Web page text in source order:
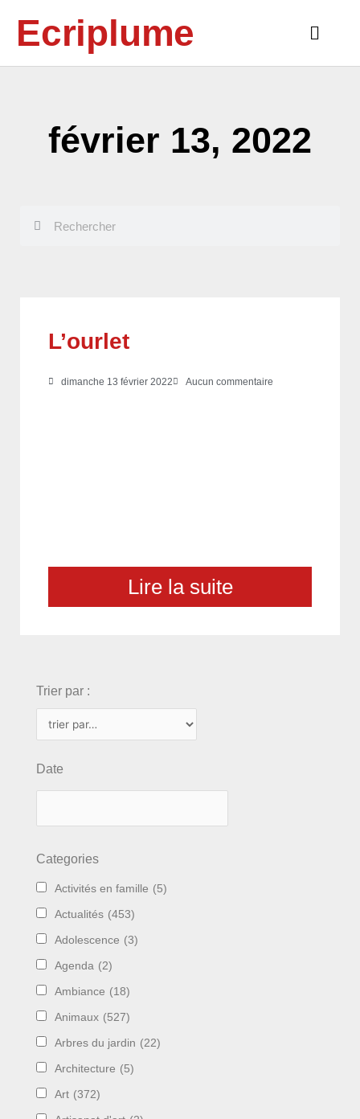
contenuEcriplume
Main
février 13, 2022
L’ourlet
dimanche 13 février 2022 Aucun commentaire
Lire la suite
Trier par :
Date
Categories
Activités en famille (5)
Actualités (453)
Adolescence (3)
Agenda (2)
Ambiance (18)
Animaux (527)
Arbres du jardin (22)
Architecture (5)
Art (372)